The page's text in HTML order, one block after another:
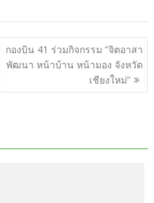
er
m
bl
r
er
e
st
p
y
Li
ar
e
กองบิน 41 ร่วมกิจกรรม “จิตอาสา
พัฒนา หน้าบ้าน หน้ามอง จังหวัด
เชียงใหม่”